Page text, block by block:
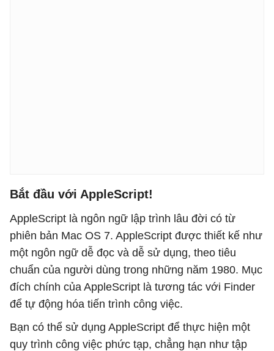
Bắt đầu với AppleScript!
AppleScript là ngôn ngữ lập trình lâu đời có từ
phiên bản Mac OS 7. AppleScript được thiết kế như
một ngôn ngữ dễ đọc và dễ sử dụng, theo tiêu
chuẩn của người dùng trong những năm 1980. Mục
đích chính của AppleScript là tương tác với Finder
để tự động hóa tiến trình công việc.
Bạn có thể sử dụng AppleScript để thực hiện một
quy trình công việc phức tạp, chẳng hạn như tập